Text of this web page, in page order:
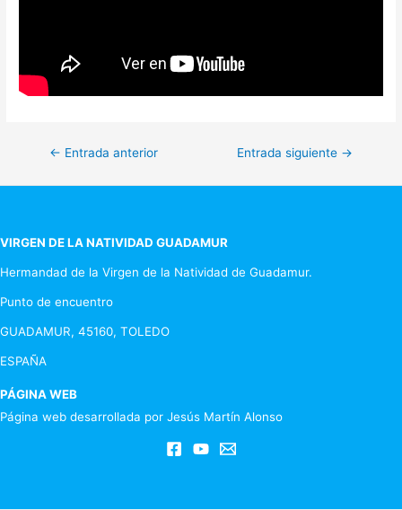
Navegación
de
← Entrada anterior Entrada siguiente →
VIRGEN DE LA NATIVIDAD GUADAMUR
Hermandad de la Virgen de la Natividad de Guadamur.
Punto de encuentro
GUADAMUR, 45160, TOLEDO
ESPAÑA
PÁGINA WEB
Página web desarrollada por Jesús Martín Alonso